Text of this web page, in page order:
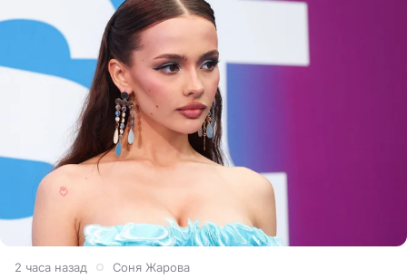
2 часа назад Соня Жарова